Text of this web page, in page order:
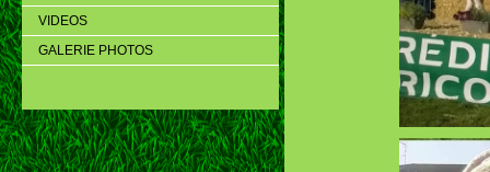
VIDEOS
GALERIE PHOTOS